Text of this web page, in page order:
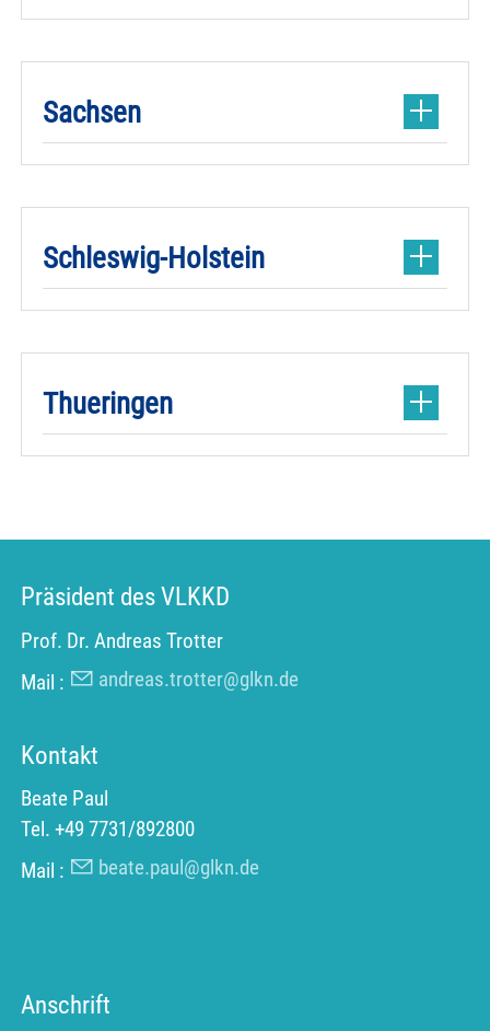
Sachsen
Schleswig-Holstein
Thueringen
Präsident des VLKKD
Prof. Dr. Andreas Trotter
Mail :
andreas.trotter@glkn.de
Kontakt
Beate Paul
Tel. +49 7731/892800
Mail :
beate.paul@glkn.de
Anschrift